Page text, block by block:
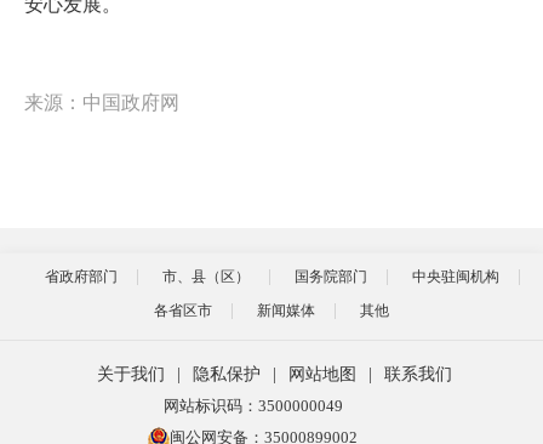
来源：中国政府网
省政府部门 市、县（区） 国务院部门
中央驻闽机构
各省区市
新闻媒体 其他
关于我们 隐私保护 网站地图
联系我们
网站标识码：3500000049
闽公网安备：35000899002